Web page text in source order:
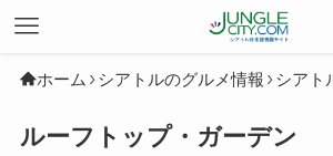
ホーム シアトルのグルメ情報 シアト
ルーフトップ・ガーデン